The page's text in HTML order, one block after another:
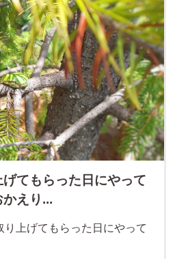
てもらった日にやって
えり...
り上げてもらった日にやって